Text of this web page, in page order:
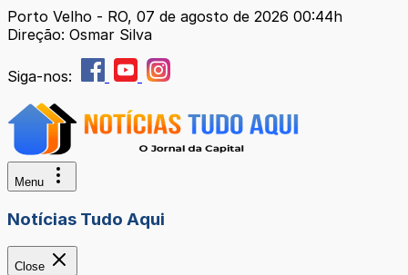
Porto Velho - RO, 07 de agosto de 2026 00:44h
Direção: Osmar Silva
Siga-nos:
Menu
Notícias Tudo Aqui
Close